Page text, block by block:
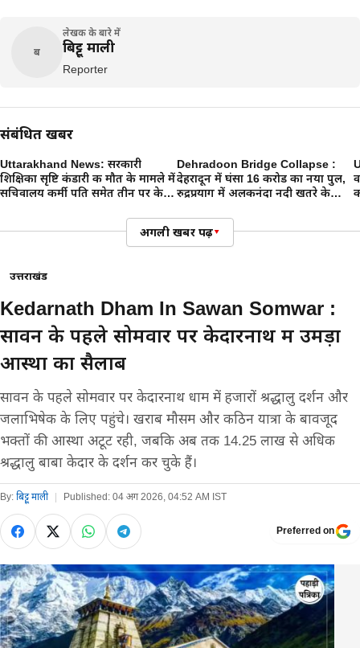
ब
लेखक के बारे में
बिट्टू माली
Reporter
संबंधित खबरें
Uttarakhand News: सरकारी
शिक्षिका सृष्टि कंडारी की मौत के मामले में
सचिवालय कर्मी पति समेत तीन पर केस,
Dehradoon Bridge Collapse :
देहरादून में घंसा 16 करोड का नया पुल,
रुद्रप्रयाग में अलकनंदा नदी खतरे के
अगली खबर पढ़ें▾
उत्तराखंड
Kedarnath Dham In Sawan Somwar :
सावन के पहले सोमवार पर केदारनाथ में उमड़ा
आस्था का सैलाब
सावन के पहले सोमवार पर केदारनाथ धाम में हजारों श्रद्धालु दर्शन और
जलाभिषेक के लिए पहुंचे। खराब मौसम और कठिन यात्रा के बावजूद
भक्तों की आस्था अटूट रही, जबकि अब तक 14.25 लाख से अधिक
श्रद्धालु बाबा केदार के दर्शन कर चुके हैं।
By: बिट्टू माली | Published: 04 अग 2026, 04:52 AM IST
Preferred on